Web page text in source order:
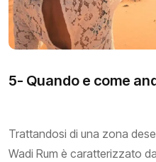
5- Quando e come
Trattandosi di una zona
Wadi Rum è caratterizzato